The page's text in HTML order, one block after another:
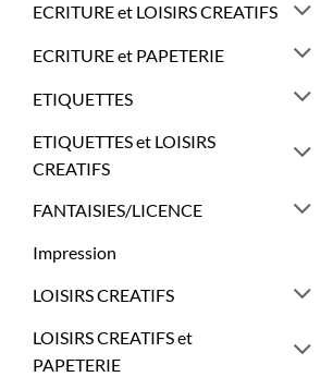
ECRITURE et LOISIRS CREATIFS
ECRITURE et PAPETERIE
ETIQUETTES
ETIQUETTES et LOISIRS
CREATIFS
FANTAISIES/LICENCE
Impression
LOISIRS CREATIFS
LOISIRS CREATIFS et
PAPETERIE